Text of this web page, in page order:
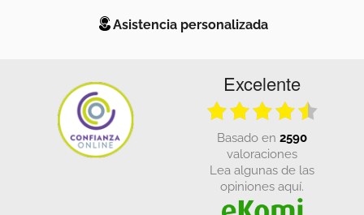
Asistencia personalizada
Excelente
basado en 2590
valoraciones
Lea algunas de las
opiniones aquí.